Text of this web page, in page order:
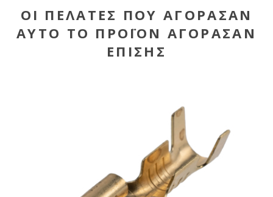
ΟΙ ΠΕΛΆΤΕΣ ΠΟΥ ΑΓΌΡΑΣΑΝ
ΑΥΤΌ ΤΟ ΠΡΟΪΌΝ ΑΓΌΡΑΣΑΝ
ΕΠΊΣΗΣ